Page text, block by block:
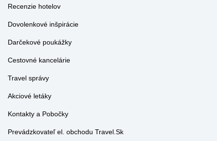
Recenzie hotelov
Dovolenkové inšpirácie
Darčekové poukážky
Cestovné kancelárie
Travel správy
Akciové letáky
Kontakty a Pobočky
Prevádzkovateľ el. obchodu Travel.Sk